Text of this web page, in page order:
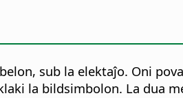
sub la elektaĵo. Oni
la bildsimbolon. La dua